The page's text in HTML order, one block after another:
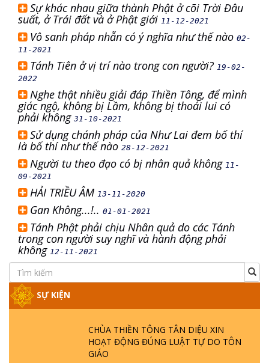
Sự khác nhau giữa thành Phật ở cõi Trời Đâu
suất, ở Trái đất và ở Phật giới 11-12-2021
Vô sanh pháp nhẫn có ý nghĩa như thế nào 02-
11-2021
Tánh Tiên ở vị trí nào trong con người? 19-02-
2022
Nghe thật nhiều giải đáp Thiền Tông, để mình
giác ngộ, không bị Lầm, không bị thoái lui có
phải không 31-10-2021
Sử dụng chánh pháp của Như Lai đem bố thí
là bố thí như thế nào28-12-2021
Người tu theo đạo có bị nhân quả không 11-
09-2021
HẢI TRIỀU ÂM 13-11-2020
Gan Không...!.. 01-01-2021
Tánh Phật phải chịu Nhân quả do các Tánh
trong con người suy nghĩ và hành động phải
không 12-11-2021
SỰ KIỆN
CHÙA THIỀN TÔNG TÂN DIỆU XIN
HOẠT ĐỘNG ĐÚNG LUẬT TỰ DO TÔN
GIÁO